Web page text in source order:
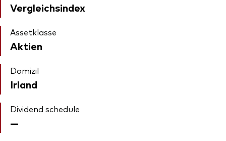
Vergleichsindex
Assetklasse
Aktien
Domizil
Irland
Dividend schedule
—